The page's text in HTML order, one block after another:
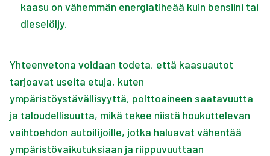
kaasu on vähemmän energiatiheää kuin bensiini tai
dieselöljy.
Yhteenvetona voidaan todeta, että kaasuautot
tarjoavat useita etuja, kuten
ympäristöystävällisyyttä, polttoaineen saatavuutta
ja taloudellisuutta, mikä tekee niistä houkuttelevan
vaihtoehdon autoilijoille, jotka haluavat vähentää
ympäristövaikutuksiaan ja riippuvuuttaan